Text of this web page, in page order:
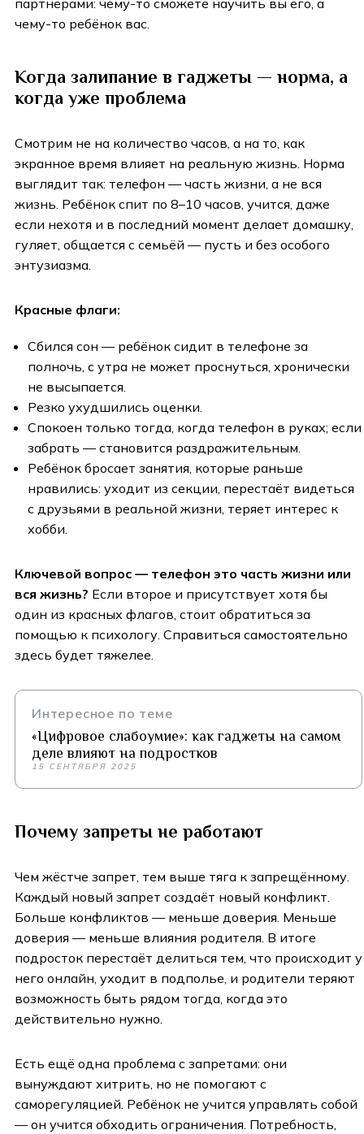
чему-то ребёнок вас.
Когда залипание в гаджеты — норма, а
когда уже проблема
Смотрим не на количество часов, а на то, как
экранное время влияет на реальную жизнь. Норма
выглядит так: телефон — часть жизни, а не вся
жизнь. Ребёнок спит по 8–10 часов, учится, даже
если нехотя и в последний момент делает домашку,
гуляет, общается с семьёй — пусть и без особого
энтузиазма.
Красные флаги:
Сбился сон — ребёнок сидит в телефоне за
полночь, с утра не может проснуться, хронически
не высыпается.
Резко ухудшились оценки.
Спокоен только тогда, когда телефон в руках; если
забрать — становится раздражительным.
Ребёнок бросает занятия, которые раньше
нравились: уходит из секции, перестаёт видеться
с друзьями в реальной жизни, теряет интерес к
хобби.
Ключевой вопрос — телефон это часть жизни или
вся жизнь? Если второе и присутствует хотя бы
один из красных флагов, стоит обратиться за
помощью к психологу. Справиться самостоятельно
здесь будет тяжелее.
Интересное по теме
«Цифровое слабоумие»: как гаджеты на самом
деле влияют на подростков
15 СЕНТЯБРЯ 2025
Почему запреты не работают
Чем жёстче запрет, тем выше тяга к запрещённому.
Каждый новый запрет создаёт новый конфликт.
Больше конфликтов — меньше доверия. Меньше
доверия — меньше влияния родителя. В итоге
подросток перестаёт делиться тем, что происходит у
него онлайн, уходит в подполье, и родители теряют
возможность быть рядом тогда, когда это
действительно нужно.
Есть ещё одна проблема с запретами: они
вынуждают хитрить, но не помогают с
саморегуляцией. Ребёнок не учится управлять собой
— он учится обходить ограничения. Потребность,